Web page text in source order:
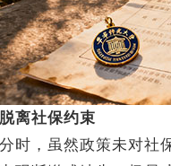
离社保约束
，虽然政策未对社